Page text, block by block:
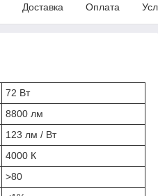
Доставка Оплата
72 Вт
8800 лм
123 лм / Вт
4000 К
>80